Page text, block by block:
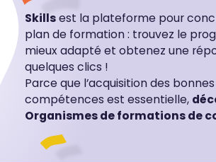
Skillsest la plateforme pour
plan de formation : trouvez le
mieux adapté et obtenez une
quelques clics !
Parce que l’acquisition des bonnes
compétences est essentielle,
Organismes de formations de